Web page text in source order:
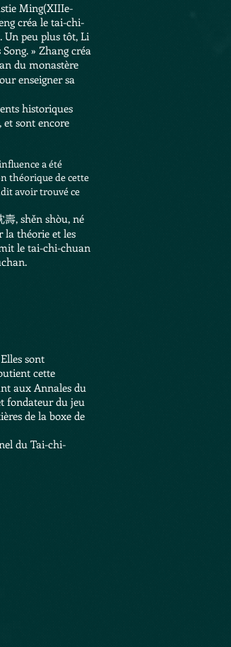
Ming(XIIIe-
créa le tai-chi-
Un peu plus tôt, Li
» Zhang créa
du monastère
enseigner sa
historiques
sont encore
a été
théorique de cette
avoir trouvé ce
, shěn shòu, né
la théorie et les
le tai-chi-chuan
sont
cette
aux Annales du
fondateur du jeu
de la boxe de
du Tai-chi-